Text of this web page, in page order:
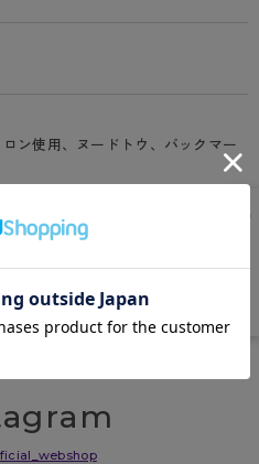
ン使用、ヌードトウ、バックマー
よくある質問(FAQ)